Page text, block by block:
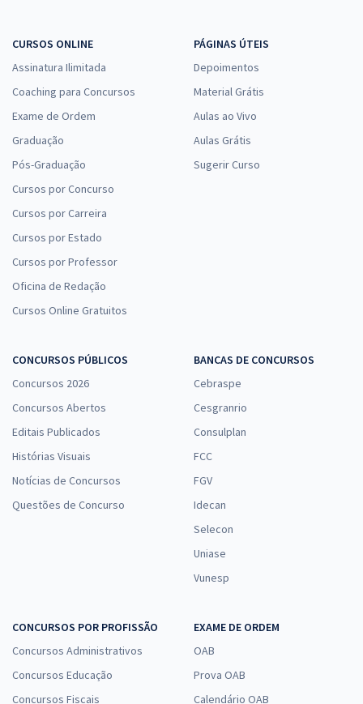
CURSOS ONLINE
Assinatura Ilimitada
Coaching para Concursos
Exame de Ordem
Graduação
Pós-Graduação
Cursos por Concurso
Cursos por Carreira
Cursos por Estado
Cursos por Professor
Oficina de Redação
Cursos Online Gratuitos
PÁGINAS ÚTEIS
Depoimentos
Material Grátis
Aulas ao Vivo
Aulas Grátis
Sugerir Curso
CONCURSOS PÚBLICOS
Concursos 2026
Concursos Abertos
Editais Publicados
Histórias Visuais
Notícias de Concursos
Questões de Concurso
BANCAS DE CONCURSOS
Cebraspe
Cesgranrio
Consulplan
FCC
FGV
Idecan
Selecon
Uniase
Vunesp
CONCURSOS POR PROFISSÃO
Concursos Administrativos
Concursos Educação
Concursos Fiscais
EXAME DE ORDEM
OAB
Prova OAB
Calendário OAB